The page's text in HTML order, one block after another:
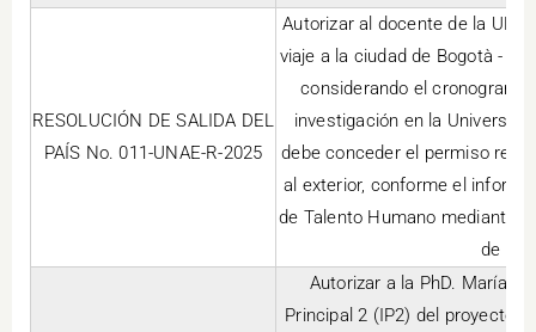
RESOLUCIÓN DE SALIDA DEL
PAÍS No. 011-UNAE-R-2025
Autorizar al docente de la
viaje a la ciudad de Bogotà -
considerando el
investigación en la
debe conceder el permiso
al exterior, conforme el
de Talento Humano mediante
de 16
Autorizar a la PhD. María
Principal 2 (IP2) del proyecto